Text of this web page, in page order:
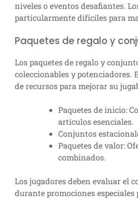
niveles o eventos desafiantes.
particularmente difíciles para
Paquetes de regalo y
Los paquetes de regalo y
coleccionables y potenciadores.
de recursos para mejorar su
Paquetes de inicio:
artículos esenciales.
Conjuntos
Paquetes de valor:
combinados.
Los jugadores deben evaluar el
durante promociones